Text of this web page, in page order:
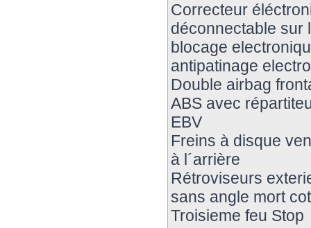
Correcteur
déconnectable sur
blocage
antipatinage
Double airbag
ABS avec
EBV
Freins à disque
à l´arrière
Rétroviseurs
sans angle mort
Troisieme feu Stop